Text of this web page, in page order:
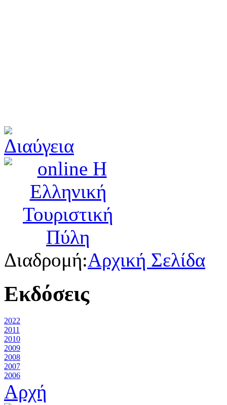
Διαδρομή:Αρχική Σελίδα
Εκδόσεις
2022
2011
2010
2009
2008
2007
2006
Αρχή